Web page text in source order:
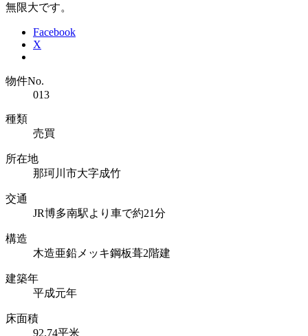
無限大です。
Facebook
X
物件No.
013
種類
売買
所在地
那珂川市大字成竹
交通
JR博多南駅より車で約21分
構造
木造亜鉛メッキ鋼板葺2階建
建築年
平成元年
床面積
92.74平米